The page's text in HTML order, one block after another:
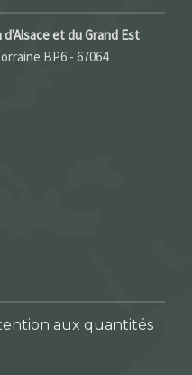
et du Grand Est
BP6 - 67064
aux quantités